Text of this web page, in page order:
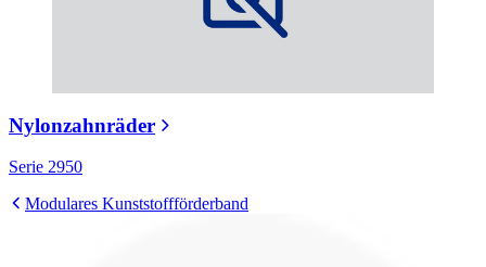
Nylonzahnräder
Serie 2950
Modulares Kunststoffförderband